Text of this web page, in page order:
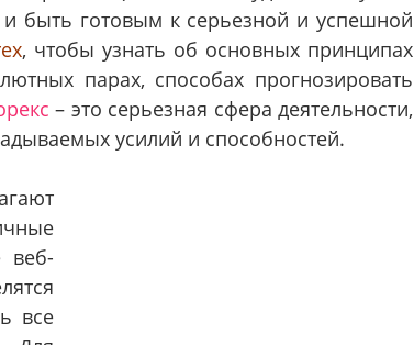
быть готовым к серьезной и успешной
, чтобы узнать об основных принципах
парах, способах прогнозировать
– это серьезная сфера деятельности,
усилий и способностей.
веб-
все